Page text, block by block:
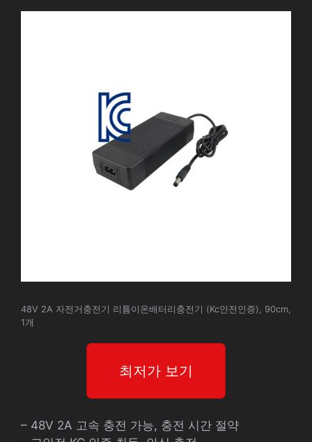
48V 2A 자전거충전기 리튬이온배터리충전기 (Kc안전인증), 90cm,
1개
최저가 보기
– 48V 2A 고속 충전 가능, 충전 시간 절약